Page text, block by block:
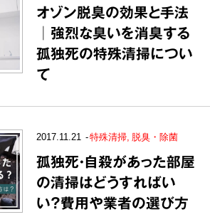
オゾン脱臭の効果と手法
│強烈な臭いを消臭する
孤独死の特殊清掃につい
て
2017.11.21 特殊清掃 脱臭・除菌
孤独死・自殺があった部屋
の清掃はどうすればい
い？費用や業者の選び方